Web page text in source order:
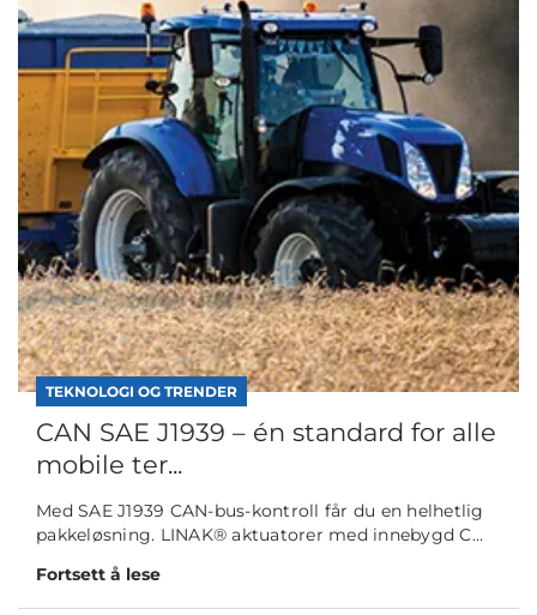
TEKNOLOGI OG TRENDER
CAN SAE J1939 – én standard for alle
mobile ter...
Med SAE J1939 CAN-bus-kontroll får du en helhetlig
pakkeløsning. LINAK® aktuatorer med innebygd C...
Fortsett å lese